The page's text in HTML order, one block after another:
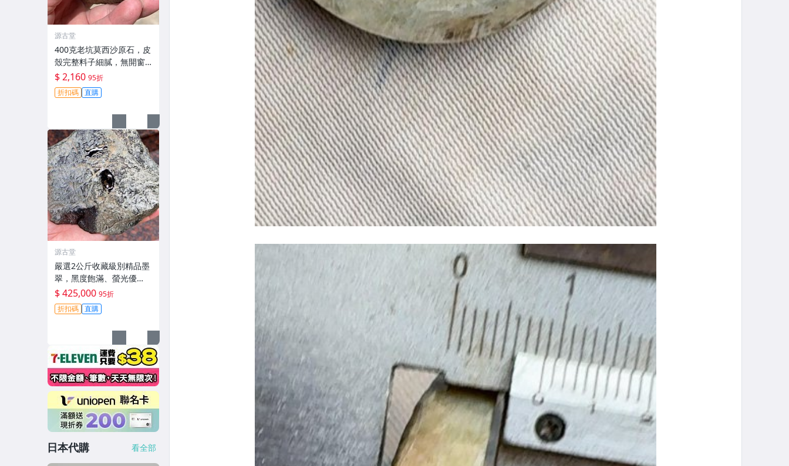
源古堂
400克老坑莫西沙原石，皮
殼完整料子細膩，無開窗
工藝原礦，適合手鐲及掛
件製作。嚴選天然A貨翡
翠。 老坑翡翠 手鐲 掛件
$ 2,160 95折
折扣碼 直購
源古堂
嚴選2公斤收藏級別精品墨
翠，黑度飽滿、螢光優
異，直擊心坎的絕版好物
翡翠 珍貴玉石 天然翡翠
$ 425,000 95折
折扣碼 直購
日本代購 看全部